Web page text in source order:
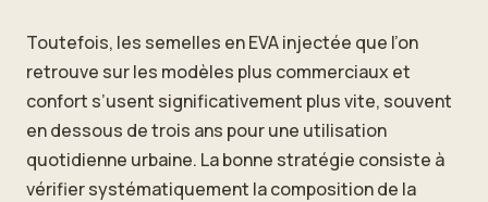
Toutefois, les semelles en EVA injectée que l’on
retrouve sur les modèles plus commerciaux et
confort s’usent significativement plus vite, souvent
en dessous de trois ans pour une utilisation
quotidienne urbaine. La bonne stratégie consiste à
vérifier systématiquement la composition de la